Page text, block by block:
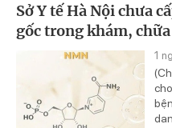
Sở Y tế Hà Nội chưa
gốc trong khám,
1